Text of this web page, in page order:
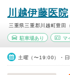
川越伊藤医院
三重県三重郡川越町豊田
駐車場あり マ
土曜（〜19:00）・日